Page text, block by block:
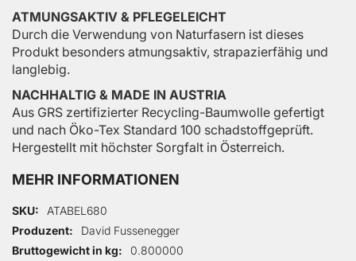
ATMUNGSAKTIV & PFLEGELEICHT
Durch die Verwendung von Naturfasern ist dieses
Produkt besonders atmungsaktiv, strapazierfähig und
langlebig.
NACHHALTIG & MADE IN AUSTRIA
Aus GRS zertifizierter Recycling-Baumwolle gefertigt
und nach Öko-Tex Standard 100 schadstoffgeprüft.
Hergestellt mit höchster Sorgfalt in Österreich.
MEHR INFORMATIONEN
Mehr Informationen
SKU
ATABEL680
Produzent
David Fussenegger
Bruttogewicht in kg
0.800000